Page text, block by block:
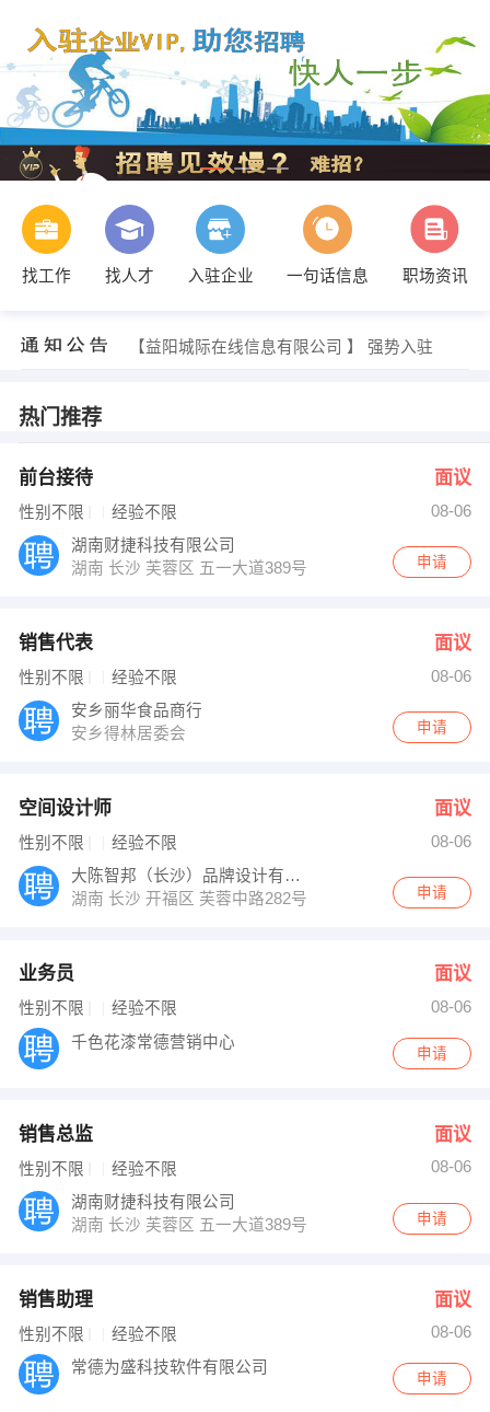
找工作 找人才 入驻企业 一句话信息 职场资讯
【益阳城际在线信息有限公司 】 强势入驻
吕先生 发布 [业务员 ] 招聘信息
苏女士 发布 [销售总监 ] 招聘信息
【益阳城际在线信息有限公司 】 强势入驻
热门推荐
前台接待 面议
性别不限 经验不限
08-06
湖南财捷科技有限公司
湖南 长沙 芙蓉区 五一大道389号华美欧大厦1013室
申请
销售代表 面议
性别不限 经验不限
08-06
安乡丽华食品商行
安乡得林居委会
申请
空间设计师 面议
性别不限 经验不限
08-06
大陈智邦（长沙）品牌设计有限公司
湖南 长沙 开福区 芙蓉中路282号银海大厦803室申请
业务员 面议
性别不限 经验不限
08-06
千色花漆常德营销中心
申请
销售总监 面议
性别不限 经验不限
08-06
湖南财捷科技有限公司
湖南 长沙 芙蓉区 五一大道389号华美欧大厦1013室
申请
销售助理 面议
性别不限 经验不限
08-06
常德为盛科技软件有限公司
申请